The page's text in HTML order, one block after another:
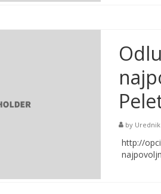
by Urednik
http://